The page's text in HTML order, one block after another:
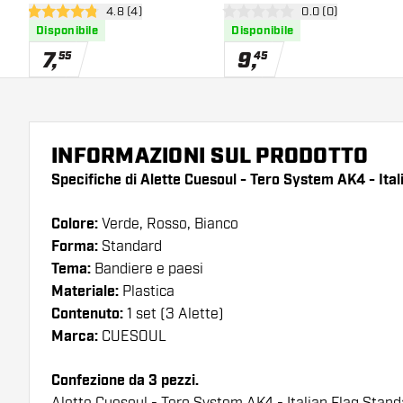
Standardapri pannello recensioni
4.8 stelle di valutazione
4.8 (4)
Disponibile
7,55
apri pannello
0 stelle di valutazione
0.0 (0)
Disponibile
9,45
INFORMAZIONI SUL PRODOTTO
Specifiche di Alette Cuesoul - Tero System AK4 -
Colore: Verde, Rosso, Bianco
Forma: Standard
Tema: Bandiere e paesi
Materiale: Plastica
Contenuto: 1 set (3 Alette)
Marca: CUESOUL
Confezione da 3 pezzi.